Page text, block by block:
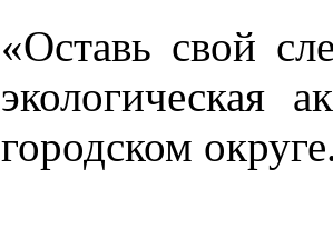
«Оставь свой
экологическая
городском